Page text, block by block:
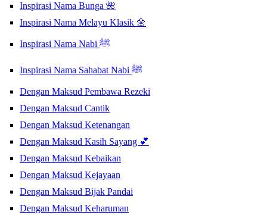
Inspirasi Nama Bunga 🌺
Inspirasi Nama Melayu Klasik 🌼
Inspirasi Nama Nabi ﷺ
Inspirasi Nama Sahabat Nabi ﷺ
Dengan Maksud Pembawa Rezeki
Dengan Maksud Cantik
Dengan Maksud Ketenangan
Dengan Maksud Kasih Sayang 💕
Dengan Maksud Kebaikan
Dengan Maksud Kejayaan
Dengan Maksud Bijak Pandai
Dengan Maksud Keharuman